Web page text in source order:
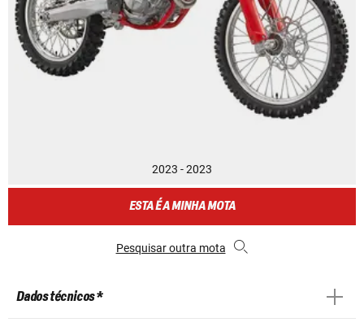
2023 - 2023
ESTA É A MINHA MOTA
Pesquisar outra mota
Dados técnicos *